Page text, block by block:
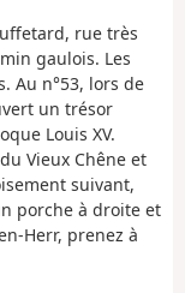
rue très
gaulois. Les
Au n°53, lors de
un trésor
Louis XV.
Vieux Chêne et
suivant,
porche à droite et
Herr, prenez à